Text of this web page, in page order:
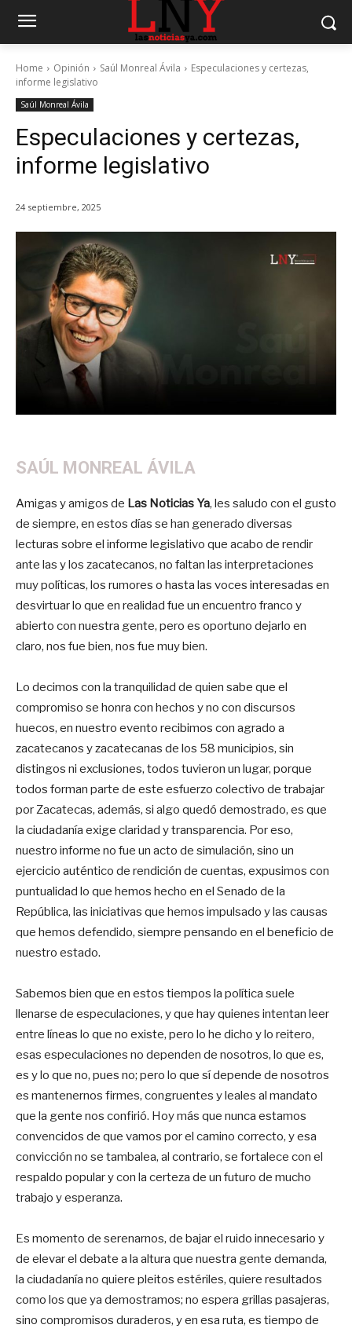
Home Opinión Saúl Monreal Ávila
Especulaciones y certezas,
informe legislativo
Saúl Monreal Ávila
Especulaciones y certezas,
informe legislativo
24 septiembre, 2025
SAÚL MONREAL ÁVILA
Amigas y amigos de Las Noticias Ya, les saludo con el gusto
de siempre, en estos días se han generado diversas
lecturas sobre el informe legislativo que acabo de rendir
ante las y los zacatecanos, no faltan las interpretaciones
muy políticas, los rumores o hasta las voces interesadas en
desvirtuar lo que en realidad fue un encuentro franco y
abierto con nuestra gente, pero es oportuno dejarlo en
claro, nos fue bien, nos fue muy bien.
Lo decimos con la tranquilidad de quien sabe que el
compromiso se honra con hechos y no con discursos
huecos, en nuestro evento recibimos con agrado a
zacatecanos y zacatecanas de los 58 municipios, sin
distingos ni exclusiones, todos tuvieron un lugar, porque
todos forman parte de este esfuerzo colectivo de trabajar
por Zacatecas, además, si algo quedó demostrado, es que
la ciudadanía exige claridad y transparencia. Por eso,
nuestro informe no fue un acto de simulación, sino un
ejercicio auténtico de rendición de cuentas, expusimos con
puntualidad lo que hemos hecho en el Senado de la
República, las iniciativas que hemos impulsado y las causas
que hemos defendido, siempre pensando en el beneficio de
nuestro estado.
Sabemos bien que en estos tiempos la política suele
llenarse de especulaciones, y que hay quienes intentan leer
entre líneas lo que no existe, pero lo he dicho y lo reitero,
esas especulaciones no dependen de nosotros, lo que es,
es y lo que no, pues no; pero lo que sí depende de nosotros
es mantenernos firmes, congruentes y leales al mandato
que la gente nos confirió. Hoy más que nunca estamos
convencidos de que vamos por el camino correcto, y esa
convicción no se tambalea, al contrario, se fortalece con el
respaldo popular y con la certeza de un futuro de mucho
trabajo y esperanza.
Es momento de serenarnos, de bajar el ruido innecesario y
de elevar el debate a la altura que nuestra gente demanda,
la ciudadanía no quiere pleitos estériles, quiere resultados
como los que ya demostramos; no espera grillas pasajeras,
sino compromisos duraderos, y en esa ruta, es tiempo de